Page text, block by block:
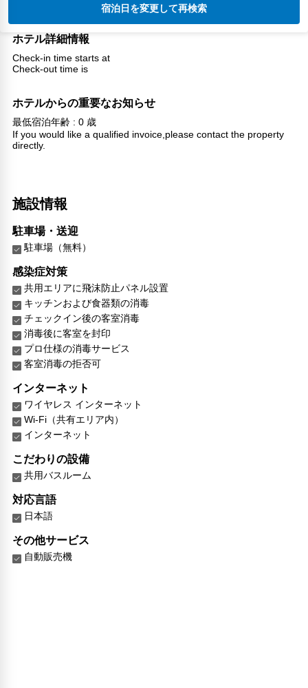
宿泊日を変更して再検索
ホテル詳細情報
Check-in time starts at
Check-out time is
ホテルからの重要なお知らせ
最低宿泊年齢 : 0 歳
If you would like a qualified invoice,please contact the property
directly.
施設情報
駐車場・送迎
駐車場（無料）
感染症対策
共用エリアに飛沫防止パネル設置
キッチンおよび食器類の消毒
チェックイン後の客室消毒
消毒後に客室を封印
プロ仕様の消毒サービス
客室消毒の拒否可
インターネット
ワイヤレス インターネット
Wi-Fi（共有エリア内）
インターネット
こだわりの設備
共用バスルーム
対応言語
日本語
その他サービス
自動販売機